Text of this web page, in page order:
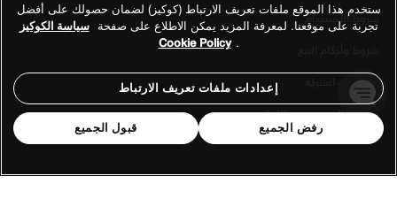
شروط الاستخدام
معلومات الشركة
سياسة الخصوصية والكوكيز
ستخدم هذا الموقع ملفات تعريف الارتباط (كوكيز) لضمان حصولك على أفضل
تجربة على موقعنا. لمعرفة المزيد يمكن الاطلاع على صفحة سياسة الكوكيز
.
Cookie Policy
إعدادات ملفات تعريف الارتباط
رفض الجميع قبول الجميع